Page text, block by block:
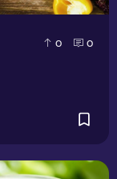
0 0